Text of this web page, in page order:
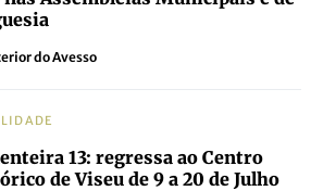
do Avesso
13: regressa ao Centro
de Viseu de 9 a 20 de Julho